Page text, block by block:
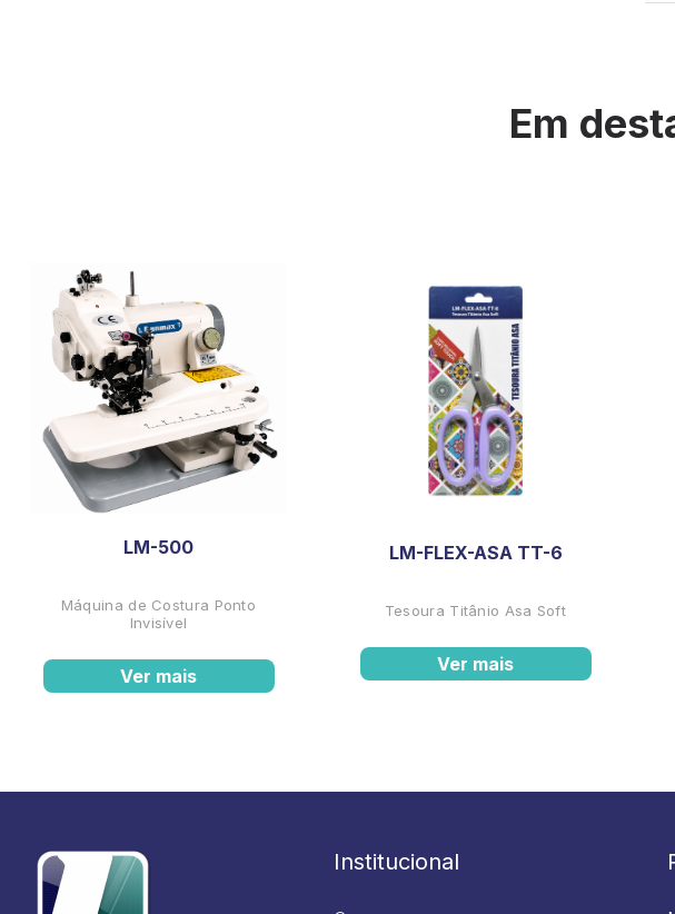
Em
LM-500
Máquina de Costura Ponto
Invisível
Ver mais
LM-FLEX-ASA TT-6
Tesoura Titânio Asa Soft
Ver mais
Institucional